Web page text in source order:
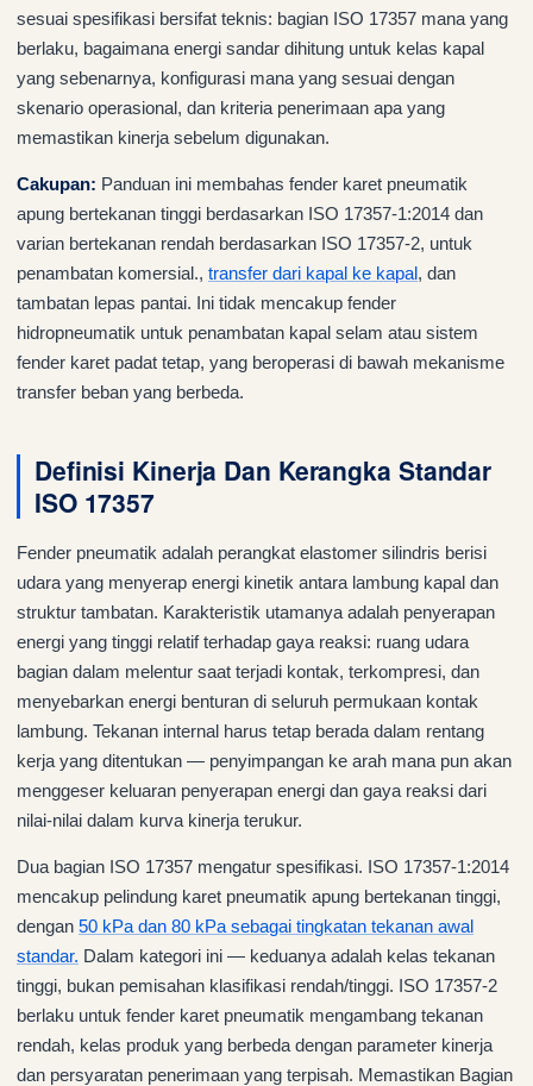
sesuai spesifikasi bersifat teknis: bagian ISO 17357 mana yang
berlaku, bagaimana energi sandar dihitung untuk kelas kapal
yang sebenarnya, konfigurasi mana yang sesuai dengan
skenario operasional, dan kriteria penerimaan apa yang
memastikan kinerja sebelum digunakan.
Cakupan: Panduan ini membahas fender karet pneumatik
apung bertekanan tinggi berdasarkan ISO 17357-1:2014 dan
varian bertekanan rendah berdasarkan ISO 17357-2, untuk
penambatan komersial., transfer dari kapal ke kapal, dan
tambatan lepas pantai. Ini tidak mencakup fender
hidropneumatik untuk penambatan kapal selam atau sistem
fender karet padat tetap, yang beroperasi di bawah mekanisme
transfer beban yang berbeda.
Definisi Kinerja Dan Kerangka Standar
ISO 17357
Fender pneumatik adalah perangkat elastomer silindris berisi
udara yang menyerap energi kinetik antara lambung kapal dan
struktur tambatan. Karakteristik utamanya adalah penyerapan
energi yang tinggi relatif terhadap gaya reaksi: ruang udara
bagian dalam melentur saat terjadi kontak, terkompresi, dan
menyebarkan energi benturan di seluruh permukaan kontak
lambung. Tekanan internal harus tetap berada dalam rentang
kerja yang ditentukan — penyimpangan ke arah mana pun akan
menggeser keluaran penyerapan energi dan gaya reaksi dari
nilai-nilai dalam kurva kinerja terukur.
Dua bagian ISO 17357 mengatur spesifikasi. ISO 17357-1:2014
mencakup pelindung karet pneumatik apung bertekanan tinggi,
dengan 50 kPa dan 80 kPa sebagai tingkatan tekanan awal
standar. Dalam kategori ini — keduanya adalah kelas tekanan
tinggi, bukan pemisahan klasifikasi rendah/tinggi. ISO 17357-2
berlaku untuk fender karet pneumatik mengambang tekanan
rendah, kelas produk yang berbeda dengan parameter kinerja
dan persyaratan penerimaan yang terpisah. Memastikan Bagian